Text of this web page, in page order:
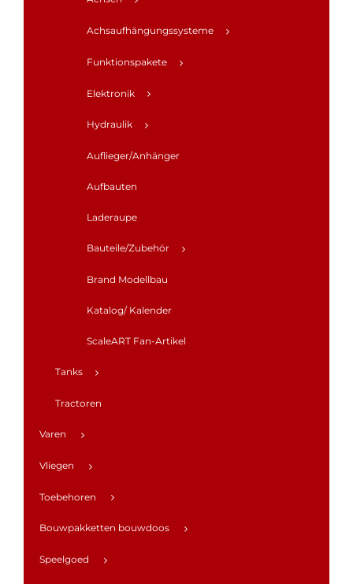
Achsaufhängungssysteme
Funktionspakete
Elektronik
Hydraulik
Auflieger/Anhänger
Aufbauten
Laderaupe
Bauteile/Zubehör
Brand Modellbau
Katalog/ Kalender
ScaleART Fan-Artikel
Tanks
Tractoren
Varen
Vliegen
Toebehoren
Bouwpakketten bouwdoos
Speelgoed